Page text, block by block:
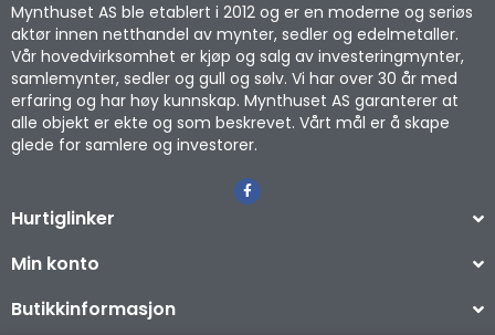
Mynthuset AS ble etablert i 2012 og er en moderne og seriøs
aktør innen netthandel av mynter, sedler og edelmetaller.
Vår hovedvirksomhet er kjøp og salg av investeringmynter,
samlemynter, sedler og gull og sølv. Vi har over 30 år med
erfaring og har høy kunnskap. Mynthuset AS garanterer at
alle objekt er ekte og som beskrevet. Vårt mål er å skape
glede for samlere og investorer.
Hurtiglinker
Min konto
Butikkinformasjon